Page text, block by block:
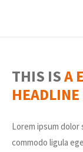
THIS ISA
HEADLINE
Lorem ipsum
commodo ligula